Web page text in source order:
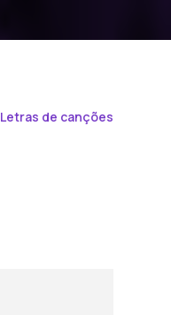
Letras de canções